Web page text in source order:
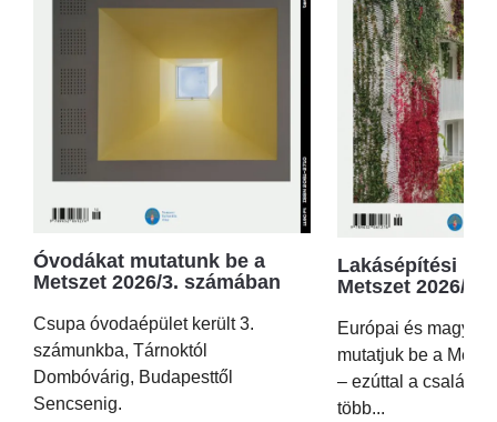
Óvodákat mutatunk be a
Metszet 2026/3. számában
Csupa óvodaépület került 3.
számunkba, Tárnoktól
Dombóvárig, Budapesttől
Sencsenig.
Lakásépítési
Metszet 2026/2.
Európai és magyar
mutatjuk be a
– ezúttal a családi
több...